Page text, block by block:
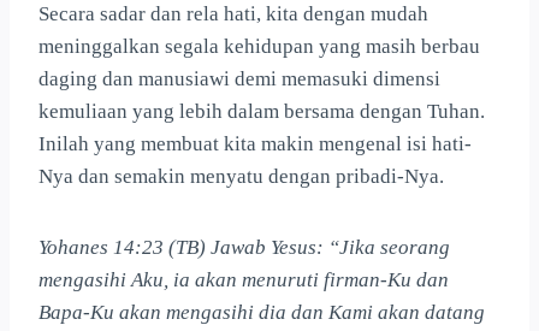
Secara sadar dan rela hati, kita dengan mudah
meninggalkan segala kehidupan yang masih berbau
daging dan manusiawi demi memasuki dimensi
kemuliaan yang lebih dalam bersama dengan Tuhan.
Inilah yang membuat kita makin mengenal isi hati-
Nya dan semakin menyatu dengan pribadi-Nya.
Yohanes 14:23 (TB) Jawab Yesus: “Jika seorang
mengasihi Aku, ia akan menuruti firman-Ku dan
Bapa-Ku akan mengasihi dia dan Kami akan datang